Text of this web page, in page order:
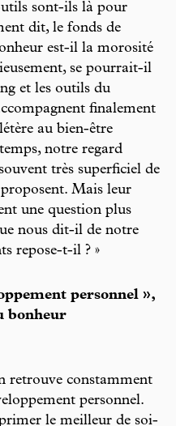
sont-ils là pour
dit, le fonds de
est-il la morosité
se pourrait-il
et les outils du
finalement
au bien-être
notre regard
très superficiel de
proposent. Mais leur
une question plus
nous dit-il de notre
repose-t-il ? »
personnel »,
bonheur
retrouve constamment
personnel.
le meilleur de soi-